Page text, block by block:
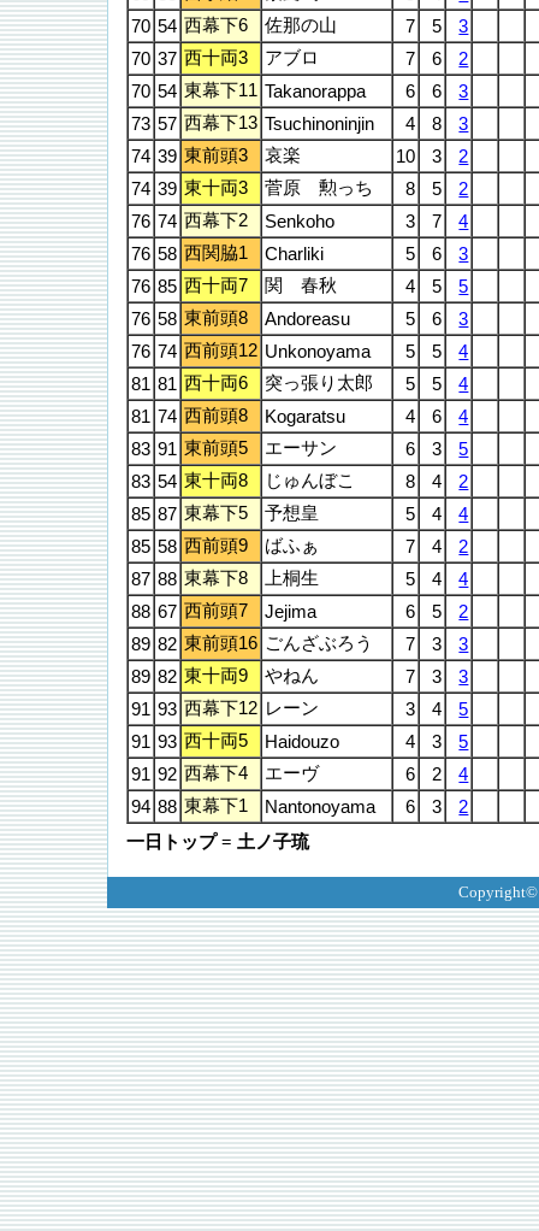
70 54 西幕下6 佐那の山 7 5
3
70 37 西十両3 アブロ 7 6
2
70 54 東幕下11 Takanorappa 6 6
3
73 57 西幕下13 Tsuchinoninjin 4 8
3
74 39 東前頭3 哀楽 10 3
2
74 39 東十両3 菅原 勲っち 8 5
2
76 74 西幕下2 Senkoho 3 7
4
76 58 西関脇1 Charliki 5 6
3
76 85 西十両7 関 春秋 4 5
5
76 58 東前頭8 Andoreasu 5 6
3
76 74 西前頭12 Unkonoyama 5 5
4
81 81 西十両6 突っ張り太郎 5 5
4
81 74 西前頭8 Kogaratsu 4 6
4
83 91 東前頭5 エーサン 6 3
5
83 54 東十両8 じゅんぼこ 8 4
2
85 87 東幕下5 予想皇 5 4
4
85 58 西前頭9 ばふぁ 7 4
2
87 88 東幕下8 上桐生 5 4
4
88 67 西前頭7 Jejima 6 5
2
89 82 東前頭16 ごんざぶろう 7 3
3
89 82 東十両9 やねん 7 3
3
91 93 西幕下12 レーン 3 4
5
91 93 西十両5 Haidouzo 4 3
5
91 92 西幕下4 エーヴ 6 2
4
94 88 東幕下1 Nantonoyama 6 3
2
一日トップ = 土ノ子琉